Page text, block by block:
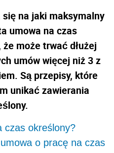
na jaki maksymalny
umowa na czas
może trwać dłużej
umów więcej niż 3 z
Są przepisy, które
unikać zawierania
czas określony?
o pracę na czas